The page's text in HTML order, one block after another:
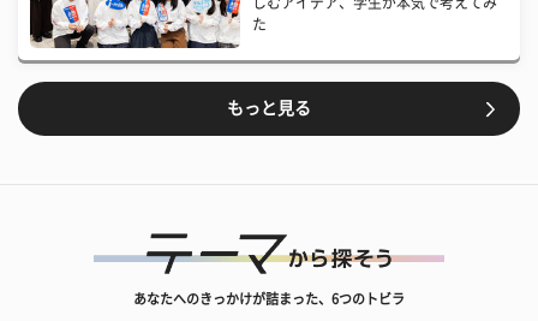
た
もっと見る
あなたへのきっかけが詰まった、6つのトビラ